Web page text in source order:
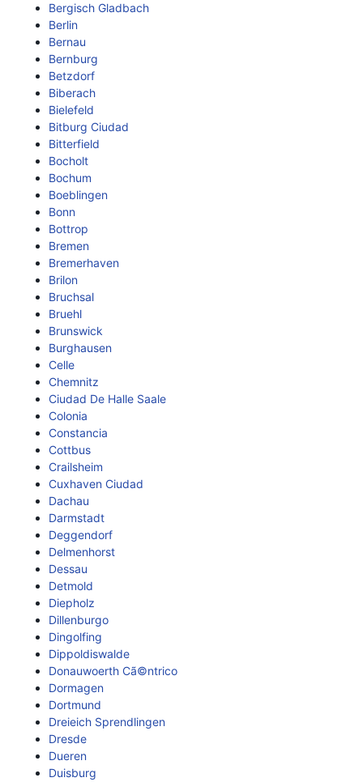
Bergisch Gladbach
Berlin
Bernau
Bernburg
Betzdorf
Biberach
Bielefeld
Bitburg Ciudad
Bitterfield
Bocholt
Bochum
Boeblingen
Bonn
Bottrop
Bremen
Bremerhaven
Brilon
Bruchsal
Bruehl
Brunswick
Burghausen
Celle
Chemnitz
Ciudad De Halle Saale
Colonia
Constancia
Cottbus
Crailsheim
Cuxhaven Ciudad
Dachau
Darmstadt
Deggendorf
Delmenhorst
Dessau
Detmold
Diepholz
Dillenburgo
Dingolfing
Dippoldiswalde
Donauwoerth Cã©ntrico
Dormagen
Dortmund
Dreieich Sprendlingen
Dresde
Dueren
Duisburg